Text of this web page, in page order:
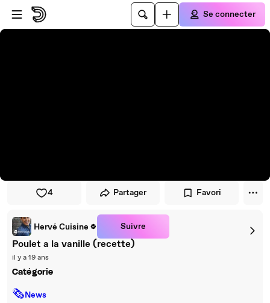
Passer au player
Passer au contenu principal
Se connecter
4 Partager Favori
Hervé Cuisine Suivre
Poulet a la vanille (recette)
il y a 19 ans
Catégorie
🗞News